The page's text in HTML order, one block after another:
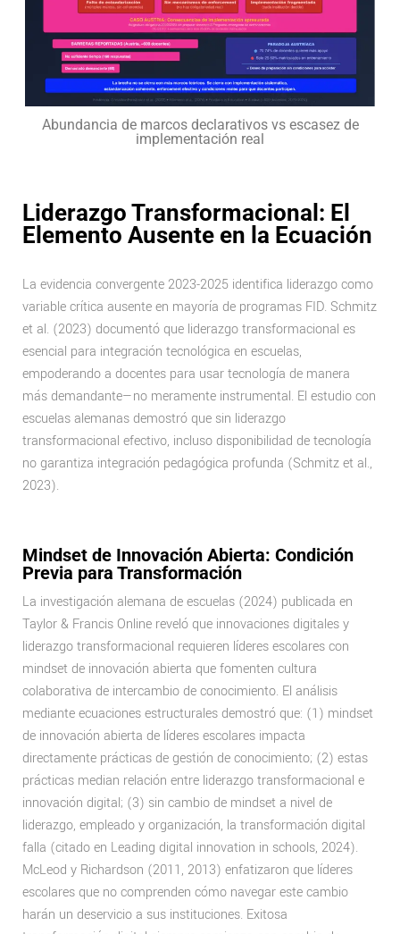
Abundancia de marcos declarativos vs escasez de
implementación real
Liderazgo Transformacional: El
Elemento Ausente en la Ecuación
La evidencia convergente 2023-2025 identifica liderazgo como
variable crítica ausente en mayoría de programas FID. Schmitz
et al. (2023) documentó que liderazgo transformacional es
esencial para integración tecnológica en escuelas,
empoderando a docentes para usar tecnología de manera
más demandante—no meramente instrumental. El estudio con
escuelas alemanas demostró que sin liderazgo
transformacional efectivo, incluso disponibilidad de tecnología
no garantiza integración pedagógica profunda (Schmitz et al.,
2023).
Mindset de Innovación Abierta: Condición
Previa para Transformación
La investigación alemana de escuelas (2024) publicada en
Taylor & Francis Online reveló que innovaciones digitales y
liderazgo transformacional requieren líderes escolares con
mindset de innovación abierta que fomenten cultura
colaborativa de intercambio de conocimiento. El análisis
mediante ecuaciones estructurales demostró que: (1) mindset
de innovación abierta de líderes escolares impacta
directamente prácticas de gestión de conocimiento; (2) estas
prácticas median relación entre liderazgo transformacional e
innovación digital; (3) sin cambio de mindset a nivel de
liderazgo, empleado y organización, la transformación digital
falla (citado en Leading digital innovation in schools, 2024).
McLeod y Richardson (2011, 2013) enfatizaron que líderes
escolares que no comprenden cómo navegar este cambio
harán un deservicio a sus instituciones. Exitosa